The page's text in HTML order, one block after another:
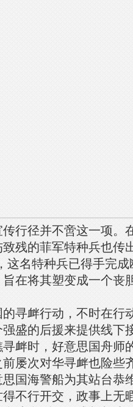
行径并不啻这一项。
残的菲军特种兵也传
这名特种兵已得手完
在将其塑变成一个丧
寻衅行动，不时在行
盛的后援来提供线下
衅时，好意思国舟师
屡次对华寻衅也险些
国海警船为其站台恭
不行开交，政事上无